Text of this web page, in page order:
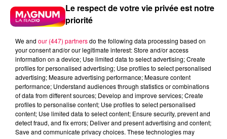
engagements sociaux. Il mène depuis des décennies
un combat en faveur d'une meilleure prise en compte
des aveugles dans la société. Un homme qui n'a jamais
eu besoin d'y voir clair pour illuminer les dancefloors.
Cet élément est masqué compte-tenu du refus
du dépôt de cookies que vous avez exprimé. Si
vous souhaitez l'afficher, merci de nous donner
votre accord en cliquant sur le bouton ci-
dessous.
Le respect de votre vie privée est notre
priorité
We and our (447) partnersdo the following data processing based on
your consent and/or our legitimate interest: Store and/or access
information on a device; Use limited data to select advertising; Create
profiles for personalised advertising; Use profiles to select personalised
advertising; Measure advertising performance; Measure content
performance; Understand audiences through statistics or combinations
of data from different sources; Develop and improve services; Create
profiles to personalise content; Use profiles to select personalised
content; Use limited data to select content; Ensure security, prevent and
detect fraud, and fix errors; Deliver and present advertising and content;
Save and communicate privacy choices. These technologies may